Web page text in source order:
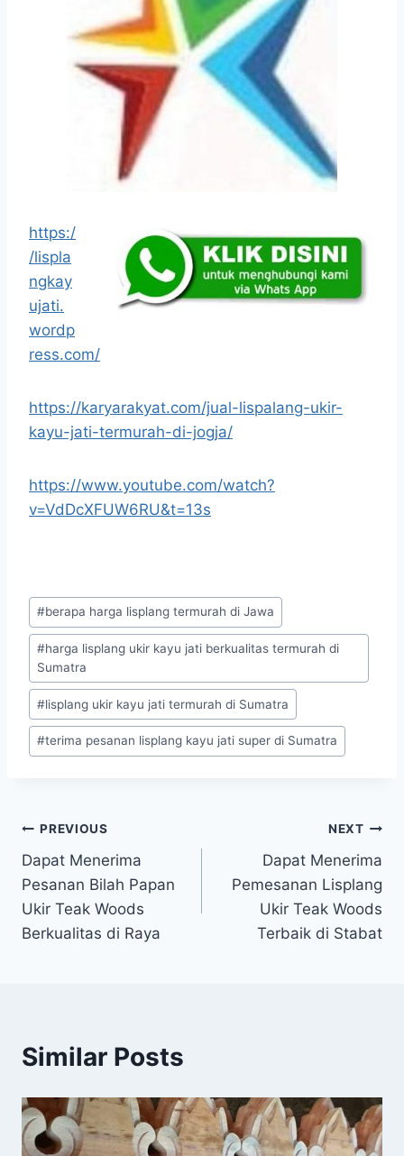
https:/
/lispla
ngkay
ujati.
wordp
ress.com/
https://karyarakyat.com/jual-lispalang-ukir-
kayu-jati-termurah-di-jogja/
https://www.youtube.com/watch?
v=VdDcXFUW6RU&t=13s
#berapa harga lisplang termurah di Jawa
#harga lisplang ukir kayu jati berkualitas termurah di
Sumatra
#lisplang ukir kayu jati termurah di Sumatra
#terima pesanan lisplang kayu jati super di Sumatra
PREVIOUS
Dapat Menerima
Pesanan Bilah Papan
Ukir Teak Woods
Berkualitas di Raya
NEXT
Dapat Menerima
Pemesanan Lisplang
Ukir Teak Woods
Terbaik di Stabat
Similar Posts